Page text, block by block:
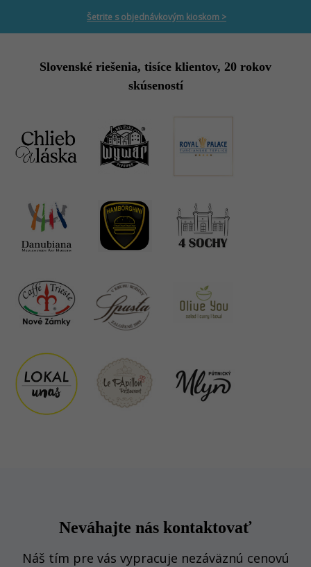
Šetrite s objednávkovým kioskom >
Slovenské riešenia, tisíce klientov, 20 rokov
skúseností
Neváhajte nás kontaktovať
Náš tím pre vás vypracuje nezáväznú cenovú